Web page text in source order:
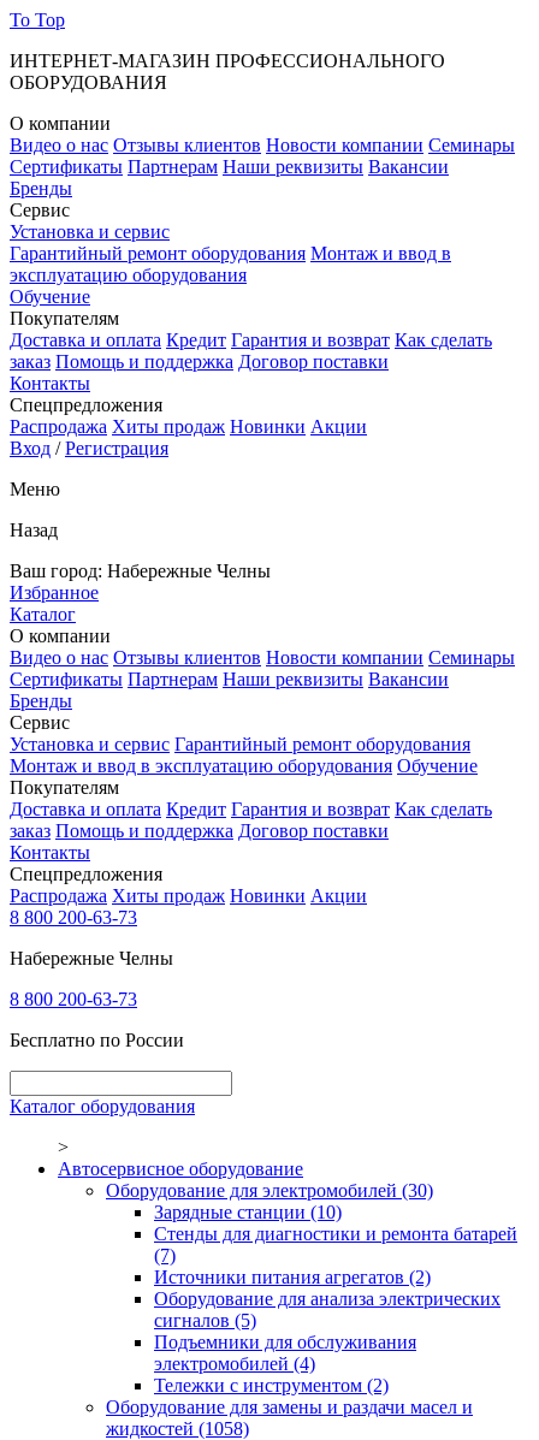
To Top
ИНТЕРНЕТ-МАГАЗИН ПРОФЕССИОНАЛЬНОГО
ОБОРУДОВАНИЯ
О компании
Видео о нас Отзывы клиентов Новости компании Семинары
Сертификаты Партнерам Наши реквизиты Вакансии
Бренды
Сервис
Установка и сервис
Гарантийный ремонт оборудования Монтаж и ввод в
эксплуатацию оборудования
Обучение
Покупателям
Доставка и оплата Кредит Гарантия и возврат Как сделать
заказ Помощь и поддержка Договор поставки
Контакты
Спецпредложения
Распродажа Хиты продаж Новинки Акции
Вход /Регистрация
Меню
Назад
Ваш город: Набережные Челны
Избранное
Каталог
О компании
Видео о нас Отзывы клиентов Новости компании Семинары
Сертификаты Партнерам Наши реквизиты Вакансии
Бренды
Сервис
Установка и сервис Гарантийный ремонт оборудования
Монтаж и ввод в эксплуатацию оборудования Обучение
Покупателям
Доставка и оплата Кредит Гарантия и возврат Как сделать
заказ Помощь и поддержка Договор поставки
Контакты
Спецпредложения
Распродажа Хиты продаж Новинки Акции
8 800 200-63-73
Набережные Челны
8 800 200-63-73
Бесплатно по России
Каталог оборудования
>
Автосервисное оборудование
Оборудование для электромобилей (30)
Зарядные станции (10)
Стенды для диагностики и ремонта батарей
(7)
Источники питания агрегатов (2)
Оборудование для анализа электрических
сигналов (5)
Подъемники для обслуживания
электромобилей (4)
Тележки с инструментом (2)
Оборудование для замены и раздачи масел и
жидкостей (1058)